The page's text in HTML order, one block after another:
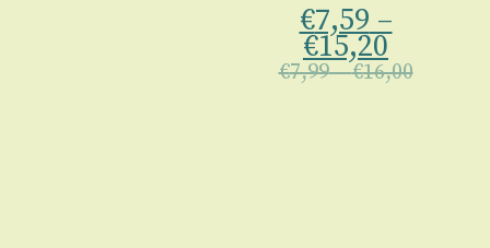
€7,59 –
€15,20
€7,99–€16,00